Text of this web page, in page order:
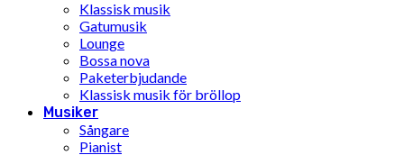
Klassisk musik
Gatumusik
Lounge
Bossa nova
Paketerbjudande
Klassisk musik för bröllop
Musiker
Sångare
Pianist